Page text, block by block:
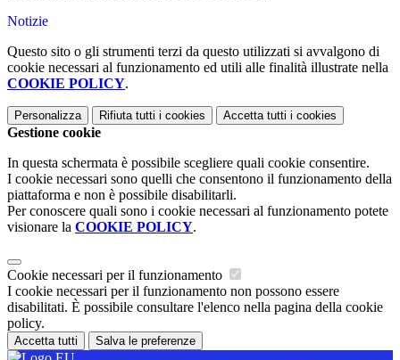
Notizie
Questo sito o gli strumenti terzi da questo utilizzati si avvalgono di
cookie necessari al funzionamento ed utili alle finalità illustrate nella
COOKIE POLICY.
Personalizza Rifiuta tutti i cookies Accetta tutti i cookies
Gestione cookie
In questa schermata è possibile scegliere quali cookie consentire.
I cookie necessari sono quelli che consentono il funzionamento della
piattaforma e non è possibile disabilitarli.
Per conoscere quali sono i cookie necessari al funzionamento potete
visionare la COOKIE POLICY.
Cookie necessari per il funzionamento
I cookie necessari per il funzionamento non possono essere
disabilitati. È possibile consultare l'elenco nella pagina della cookie
policy.
Accetta tutti Salva le preferenze